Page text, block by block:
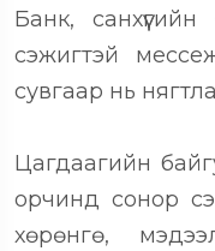
Банк,
сэжигтэй
сувгаар нь
Цагдаагийн
орчинд сонор
хөрөнгө,